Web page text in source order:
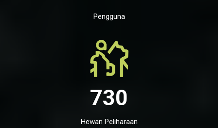
Pengguna
730
Hewan Peliharaan